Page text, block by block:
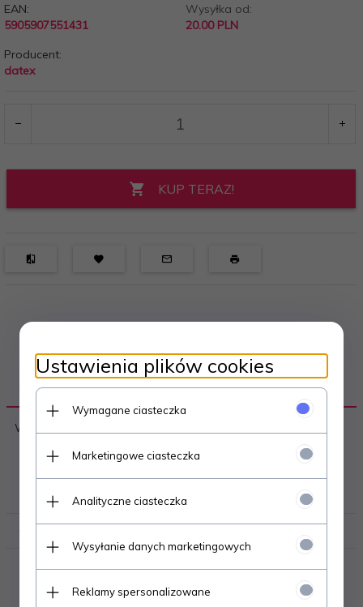
EAN:
5905907551431
Wysyłka od:
20.00 PLN
Producent:
datex
KUP TERAZ!
OPIS PRODUKTU
W kartonie zbiorczym - 24 sztuki
DANE TECHNICZNE
Polecamy
Ustawienia plików cookies
Wymagane ciasteczka
Marketingowe ciasteczka
Analityczne ciasteczka
Wysyłanie danych marketingowych
Reklamy spersonalizowane